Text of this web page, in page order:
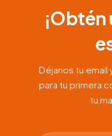
Déjanos tu email
para tu primera
tu